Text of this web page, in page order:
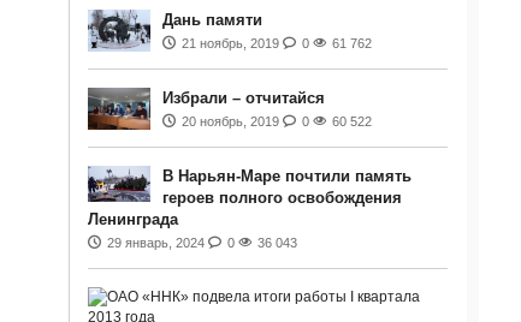
Дань памяти
21 ноябрь, 2019 0 61 762
Избрали – отчитайся
20 ноябрь, 2019 0 60 522
В Нарьян-Маре почтили память
героев полного освобождения
Ленинграда
29 январь, 2024 0 36 043